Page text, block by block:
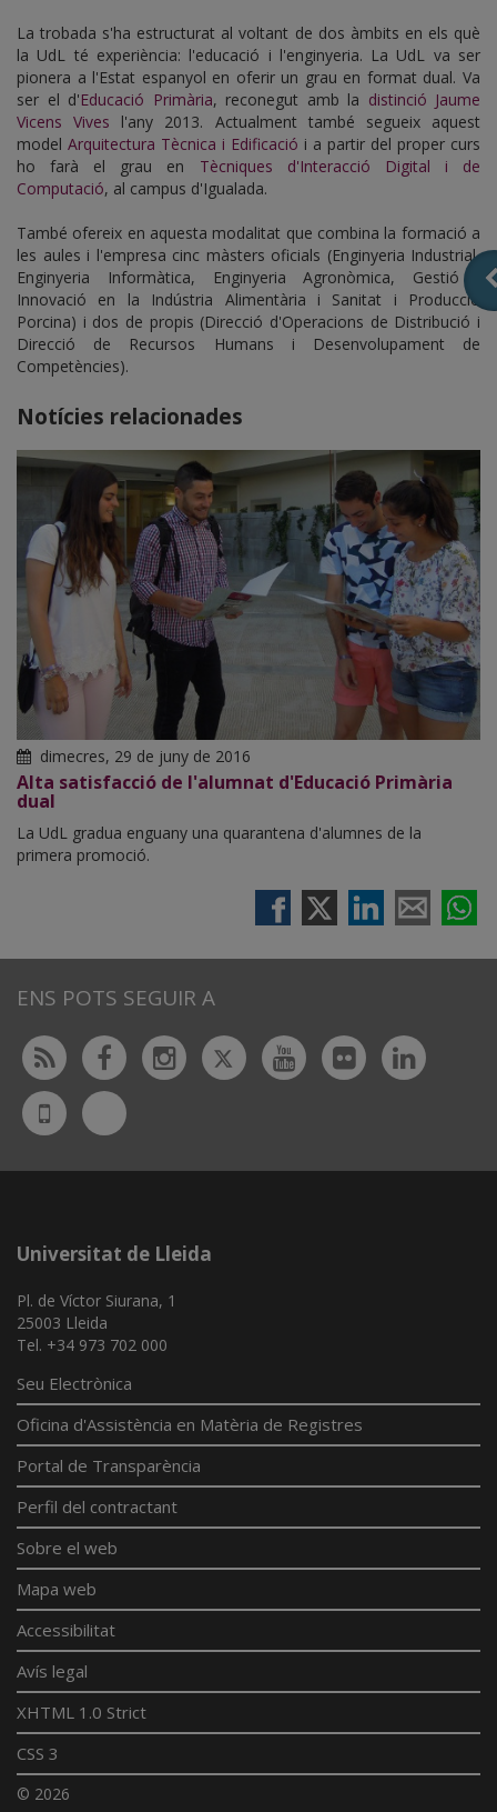
La trobada s'ha estructurat al voltant de dos àmbits en els què
la UdL té experiència: l'educació i l'enginyeria. La UdL va ser
pionera a l'Estat espanyol en oferir un grau en format dual. Va
ser el d'Educació Primària, reconegut amb la distinció Jaume
Vicens Vives l'any 2013. Actualment també segueix aquest
model Arquitectura Tècnica i Edificació i a partir del proper curs
ho farà el grau en Tècniques d'Interacció Digital i de
Computació, al campus d'Igualada.
També ofereix en aquesta modalitat que combina la formació a
les aules i l'empresa cinc màsters oficials (Enginyeria Industrial,
Enginyeria Informàtica, Enginyeria Agronòmica, Gestió i
Innovació en la Indústria Alimentària i Sanitat i Producció
Porcina) i dos de propis (Direcció d'Operacions de Distribució i
Direcció de Recursos Humans i Desenvolupament de
Competències).
Notícies relacionades
dimecres, 29 de juny de 2016
Alta satisfacció de l'alumnat d'Educació Primària
dual
La UdL gradua enguany una quarantena d'alumnes de la
primera promoció.
ENS POTS SEGUIR A
Rss FacebookInstagram
TwitterYoutubeFlickr
UdL
App
Bluesky
Universitat de Lleida
Pl. de Víctor Siurana, 1
25003 Lleida
Tel. +34 973 702 000
Seu Electrònica
Oficina d'Assistència en Matèria de Registres
Portal de Transparència
Perfil del contractant
Sobre el web
Mapa web
Accessibilitat
Avís legal
XHTML 1.0 Strict
CSS 3
© 2026